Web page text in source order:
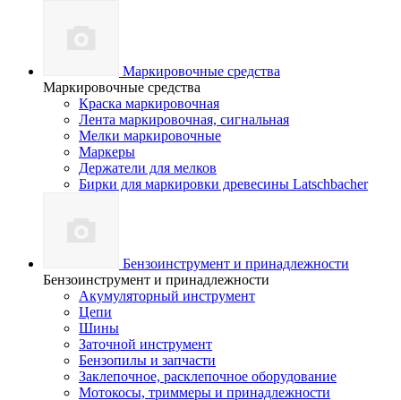
Маркировочные средства
Маркировочные средства
Краска маркировочная
Лента маркировочная, сигнальная
Мелки маркировочные
Маркеры
Держатели для мелков
Бирки для маркировки древесины Latschbacher
Бензоинструмент и принадлежности
Бензоинструмент и принадлежности
Акумуляторный инструмент
Цепи
Шины
Заточной инструмент
Бензопилы и запчасти
Заклепочное, расклепочное оборудование
Мотокосы, триммеры и принадлежности